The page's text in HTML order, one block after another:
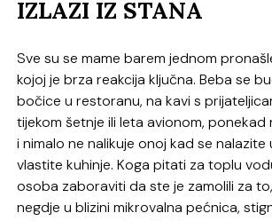
IZLAZI IZ STANA
Sve su se mame barem jednom
kojoj je brza reakcija ključna. Beba se
bočice u restoranu, na kavi s
tijekom šetnje ili leta avionom, ponekad
i nimalo ne nalikuje onoj kad se nalazite
vlastite kuhinje. Koga pitati za toplu
osoba zaboraviti da ste je zamolili za
negdje u blizini mikrovalna pećnica,